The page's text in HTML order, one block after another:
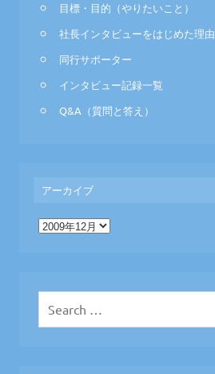
目標・目的（やりたいこと）
社長インタビューをはじめた理由
同行サポーター
インタビュー記録一覧
Q&A（質問と答え）
アーカイブ
ア
ー